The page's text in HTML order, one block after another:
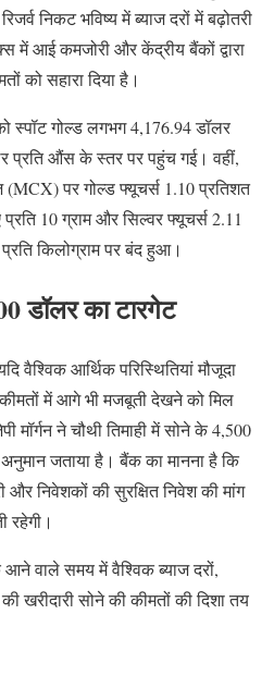
निकट भविष्य में ब्याज दरों में बढ़ोतरी
में आई कमजोरी और केंद्रीय बैंकों द्वारा
को सहारा दिया है।
स्पॉट गोल्ड लगभग 4,176.94 डॉलर
प्रति औंस के स्तर पर पहुंच गई। वहीं,
पर गोल्ड फ्यूचर्स 1.10 प्रतिशत
10 ग्राम और सिल्वर फ्यूचर्स 2.11
किलोग्राम पर बंद हुआ।
डॉलर का टारगेट
वैश्विक आर्थिक परिस्थितियां मौजूदा
में आगे भी मजबूती देखने को मिल
ने चौथी तिमाही में सोने के 4,500
जताया है। बैंक का मानना है कि
और निवेशकों की सुरक्षित निवेश की मांग
रहेगी।
वाले समय में वैश्विक ब्याज दरों,
खरीदारी सोने की कीमतों की दिशा तय